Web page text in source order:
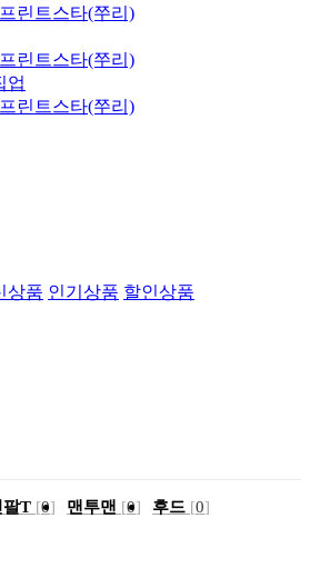
프린트스타(쭈리)
프린트스타(쭈리)
업
프린트스타(쭈리)
상품 인기상품 할인상품
팔T [0] 맨투맨 [0] 후드 [0]